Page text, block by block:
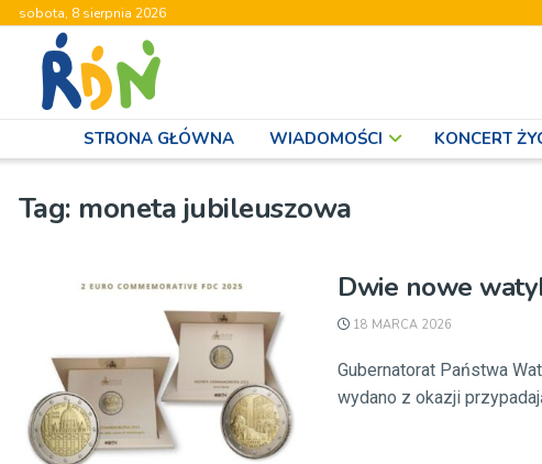
sobota, 8 sierpnia 2026
STRONA GŁÓWNA WIADOMOŚCI KONCERT
Tag: moneta jubileuszowa
Dwie nowe
18 MARCA 2026
Gubernatorat Państwa
wydano z okazji